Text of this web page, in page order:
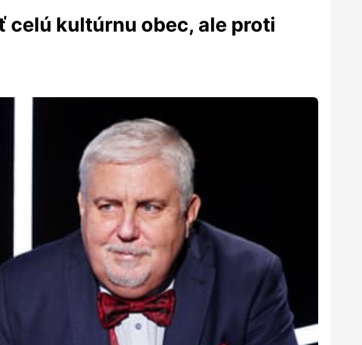
celú kultúrnu obec, ale proti